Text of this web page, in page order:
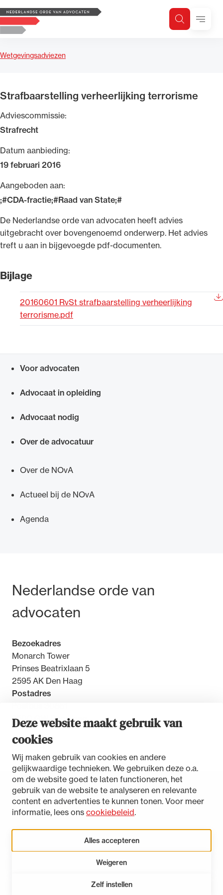
Deze website maakt gebruik van
cookies
Wij maken gebruik van cookies en andere
gelijkwaardige technieken. We gebruiken deze o.a.
om de website goed te laten functioneren, het
gebruik van de website te analyseren en relevante
content en advertenties te kunnen tonen. Voor meer
informatie, lees ons cookiebeleid.
Alles accepteren
Weigeren
Zelf instellen
Logo, to the homepage
ZoekenMenu
Wetgevingsadviezen
Strafbaarstelling verheerlijking terrorisme
Adviescommissie:
Strafrecht
Datum aanbieding:
19 februari 2016
Aangeboden aan:
;#CDA-fractie;#Raad van State;#
​De Nederlandse orde van advocaten heeft advies
uitgebracht over bovengenoemd onderwerp. Het advies
treft u aan in bijgevoegde pdf-documenten.
Bijlage
20160601 RvSt strafbaarstelling verheerlijking
terrorisme.pdf
Voor advocaten
Advocaat in opleiding
Advocaat nodig
Over de advocatuur
Over de NOvA
Actueel bij de NOvA
Agenda
Bezoek- en postadres
Nederlandse orde van
advocaten
Bezoekadres
Monarch Tower
Prinses Beatrixlaan 5
2595 AK Den Haag
Postadres
2500 GW Den Haag
Toegankelijkheidsverklaring
Disclaimer
Zoeken
Zoek op trefwoord
Uitgelicht
Van de Advocatenwet tot de Verordening op
advocatuur (Roda).
beroepsuitoefening: van de advocatenpas tot